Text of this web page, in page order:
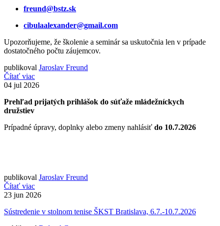
freund@bstz.sk
cibulaalexander@gmail.com
Upozorňujeme, že školenie a seminár sa uskutočnia len v prípade
dostatočného počtu záujemcov.
publikoval Jaroslav Freund
Čítať viac
04 jul 2026
Prehľad prijatých prihlášok do súťaže mládežníckych
družstiev
Prípadné úpravy, doplnky alebo zmeny nahlásiť do 10.7.2026
publikoval Jaroslav Freund
Čítať viac
23 jun 2026
Sústredenie v stolnom tenise ŠKST Bratislava, 6.7.-10.7.2026